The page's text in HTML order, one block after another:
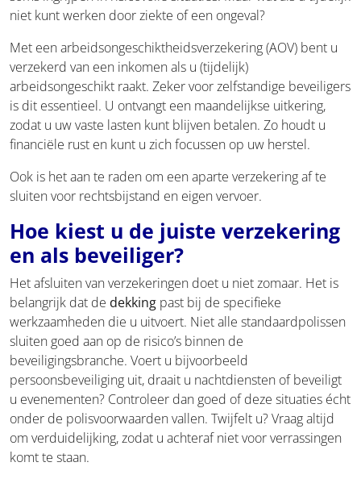
niet kunt werken door ziekte of een ongeval?
Met een arbeidsongeschiktheidsverzekering (AOV) bent u
verzekerd van een inkomen als u (tijdelijk)
arbeidsongeschikt raakt. Zeker voor zelfstandige beveiligers
is dit essentieel. U ontvangt een maandelijkse uitkering,
zodat u uw vaste lasten kunt blijven betalen. Zo houdt u
financiële rust en kunt u zich focussen op uw herstel.
Ook is het aan te raden om een aparte verzekering af te
sluiten voor rechtsbijstand en eigen vervoer.
Hoe kiest u de juiste verzekering
en als beveiliger?
Het afsluiten van verzekeringen doet u niet zomaar. Het is
belangrijk dat de dekking past bij de specifieke
werkzaamheden die u uitvoert. Niet alle standaardpolissen
sluiten goed aan op de risico’s binnen de
beveiligingsbranche. Voert u bijvoorbeeld
persoonsbeveiliging uit, draait u nachtdiensten of beveiligt
u evenementen? Controleer dan goed of deze situaties écht
onder de polisvoorwaarden vallen. Twijfelt u? Vraag altijd
om verduidelijking, zodat u achteraf niet voor verrassingen
komt te staan.